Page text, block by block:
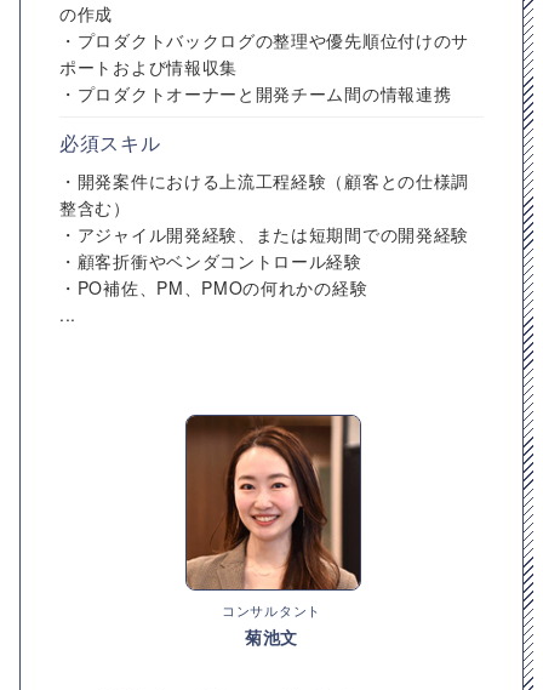
の作成
・プロダクトバックログの整理や優先順位付けのサ
ポートおよび情報収集
・プロダクトオーナーと開発チーム間の情報連携
必須スキル
・開発案件における上流工程経験（顧客との仕様調
整含む）
・アジャイル開発経験、または短期間での開発経験
・顧客折衝やベンダコントロール経験
・PO補佐、PM、PMOの何れかの経験
...
コンサルタント
菊池文